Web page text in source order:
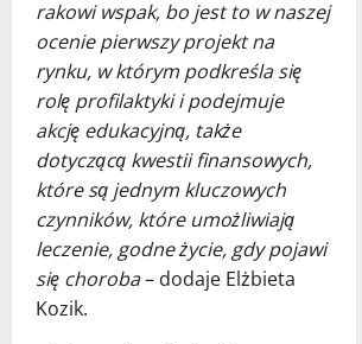
rakowi wspak, bo jest to w naszej
ocenie pierwszy projekt na
rynku, w którym podkreśla się
rolę profilaktyki i podejmuje
akcję edukacyjną, także
dotyczącą kwestii finansowych,
które są jednym kluczowych
czynników, które umożliwiają
leczenie, godne życie, gdy pojawi
się choroba– dodaje Elżbieta
Kozik.